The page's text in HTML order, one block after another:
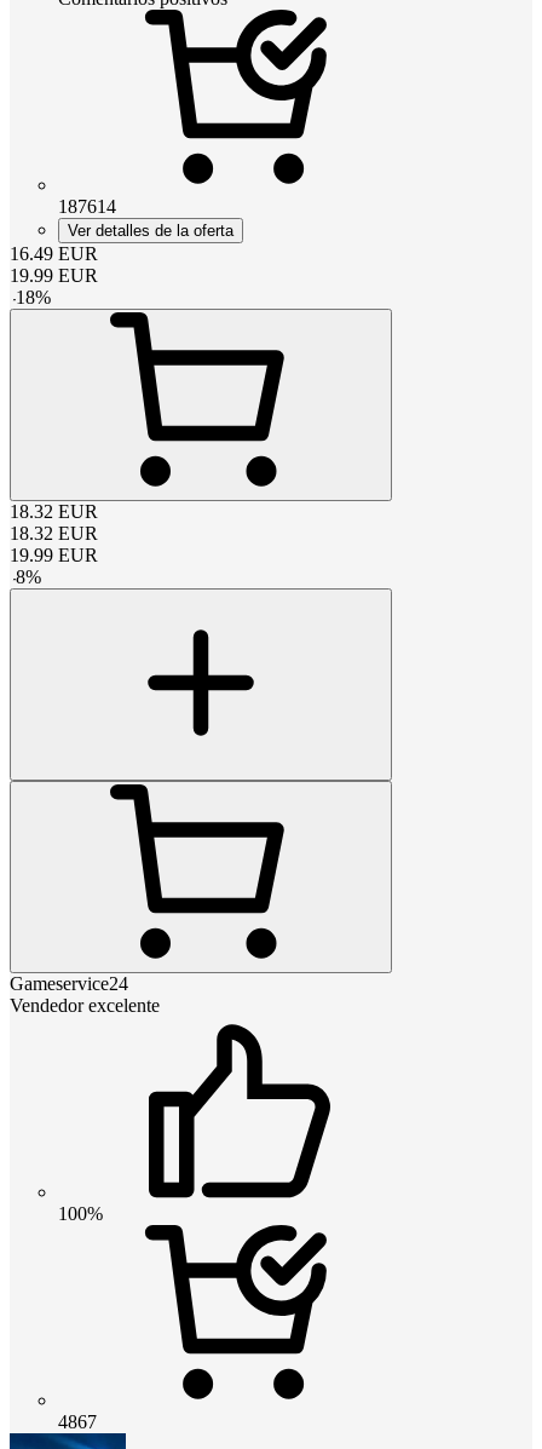
187614
Ver detalles de la oferta
16.49 EUR
19.99 EUR
-18%
18.32 EUR
18.32 EUR
19.99 EUR
-8%
Gameservice24
Vendedor excelente
100%
4867